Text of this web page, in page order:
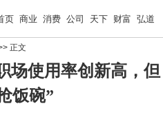
页 商业 消费 公司 天下 财富 弘道
正文
场使用率创新高，但
饭碗”